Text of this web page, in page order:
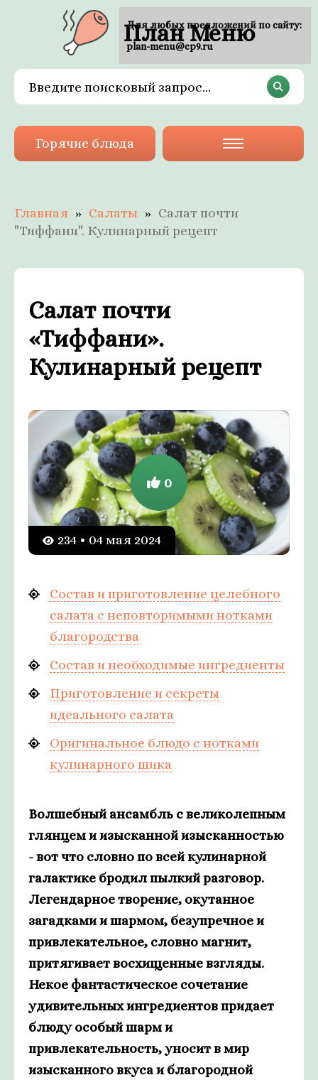
План Меню
Горячие блюда
Главная Салаты
Салат почти
"Тиффани". Кулинарный рецепт
Салат почти
«Тиффани».
Кулинарный рецепт
234 • 04 мая 2024
0
Состав и приготовление целебного
салата с неповторимыми нотками
благородства
Состав и необходимые ингредиенты
Приготовление и секреты
идеального салата
Оригинальное блюдо с нотками
кулинарного шика
Волшебный ансамбль с великолепным
глянцем и изысканной изысканностью
- вот что словно по всей кулинарной
галактике бродил пылкий разговор.
Легендарное творение, окутанное
загадками и шармом, безупречное и
привлекательное, словно магнит,
притягивает восхищенные взгляды.
Некое фантастическое сочетание
удивительных ингредиентов придает
блюду особый шарм и
привлекательность, уносит в мир
изысканного вкуса и благородной
Для любых предложений по сайту:
plan-menu@cp9.ru